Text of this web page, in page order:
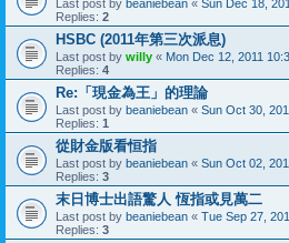
Last post by beaniebean « Sun Dec 18,
Replies: 2
HSBC (2011年第三次派息)
Last post by willy « Mon Dec 12, 2011
Replies: 4
Re:「現金為王」的理論
Last post by beaniebean « Sun Oct 30,
Replies: 1
從財金版看恒指
Last post by beaniebean « Sun Oct 02,
Replies: 3
末日博士出語驚人 恆指或見萬二
Last post by beaniebean « Tue Sep 27,
Replies: 3